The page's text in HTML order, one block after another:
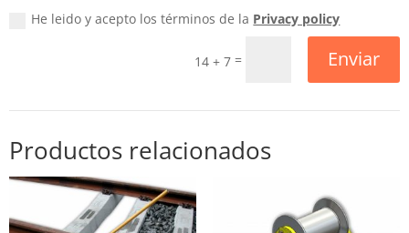
He leido y acepto los términos de la Privacy policy
14 + 7 = Enviar
Productos relacionados